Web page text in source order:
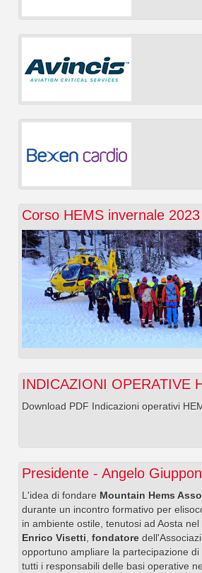
Corso HEMS invernale 2023
INDICAZIONI OPERATIVE
Download PDF Indicazioni operativi
Presidente - Angelo
L'idea di fondare Mountain Hems
durante un incontro formativo per
in ambiente ostile, tenutosi ad Aosta
Enrico Visetti ,fondatore
opportuno ampliare la partecipazione di
tutti i responsabili delle basi operative